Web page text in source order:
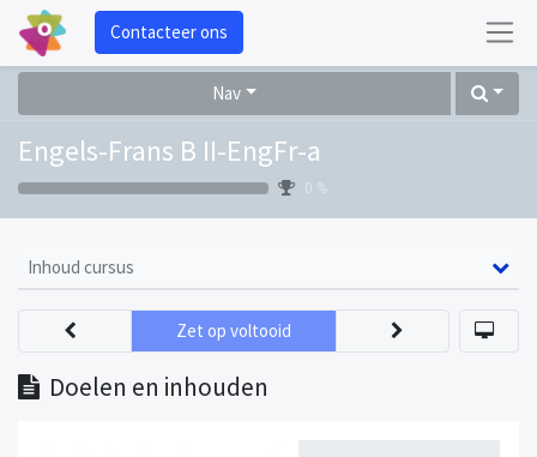
Contacteer ons
Nav
Engels-Frans B II-EngFr-a
0 %
Inhoud cursus
Doelen en inhouden
Zet op voltooid